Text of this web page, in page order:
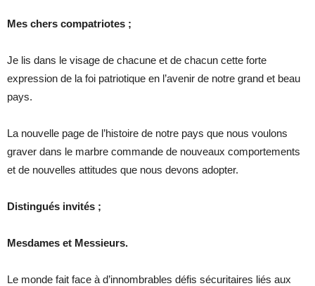
Mes chers compatriotes ;
Je lis dans le visage de chacune et de chacun cette forte
expression de la foi patriotique en l’avenir de notre grand et beau
pays.
La nouvelle page de l’histoire de notre pays que nous voulons
graver dans le marbre commande de nouveaux comportements
et de nouvelles attitudes que nous devons adopter.
Distingués invités ;
Mesdames et Messieurs.
Le monde fait face à d’innombrables défis sécuritaires liés aux